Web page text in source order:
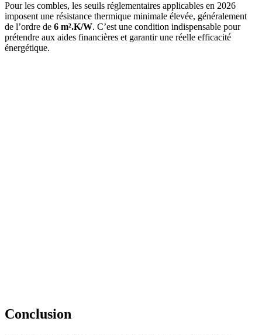
Pour les combles, les seuils réglementaires applicables en 2026
imposent une résistance thermique minimale élevée, généralement
de l’ordre de 6 m².K/W. C’est une condition indispensable pour
prétendre aux aides financières et garantir une réelle efficacité
énergétique.
Conclusion